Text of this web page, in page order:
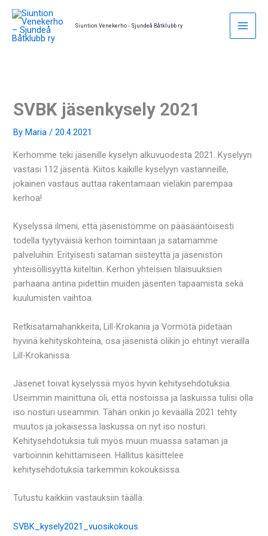
Skip
content
Siuntion Venekerho - Sjundeå Båtklubb ry
SVBK jäsenkysely 2021
By Maria/20.4.2021
Kerhomme teki jäsenille kyselyn alkuvuodesta 2021. Kyselyyn
vastasi 112 jäsentä. Kiitos kaikille kyselyyn vastanneille,
jokainen vastaus auttaa rakentamaan vieläkin parempaa
kerhoa!
Kyselyssä ilmeni, että jäsenistömme on pääsääntöisesti
todella tyytyväisiä kerhon toimintaan ja satamamme
palveluihin. Erityisesti sataman siisteyttä ja jäsenistön
yhteisöllisyyttä kiiteltiin. Kerhon yhteisien tilaisuuksien
parhaana antina pidettiin muiden jäsenten tapaamista sekä
kuulumisten vaihtoa.
Retkisatamahankkeita, Lill-Krokania ja Vormötä pidetään
hyvinä kehityskohteina, osa jäsenistä olikin jo ehtinyt vierailla
Lill-Krokanissa.
Jäsenet toivat kyselyssä myös hyvin kehitysehdotuksia.
Useimmin mainittuna oli, että nostoissa ja laskuissa tulisi olla
iso nosturi useammin. Tähän onkin jo keväällä 2021 tehty
muutos ja jokaisessa laskussa on nyt iso nosturi.
Kehitysehdotuksia tuli myös muun muassa sataman ja
vartioinnin kehittämiseen. Hallitus käsittelee
kehitysehdotuksia tarkemmin kokouksissa.
Tutustu kaikkiin vastauksiin täällä:
SVBK_kysely2021_vuosikokous.